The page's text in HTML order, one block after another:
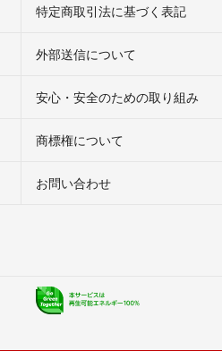
特定商取引法に基づく表記
外部送信について
安心・安全のための取り組み
商標権について
お問い合わせ